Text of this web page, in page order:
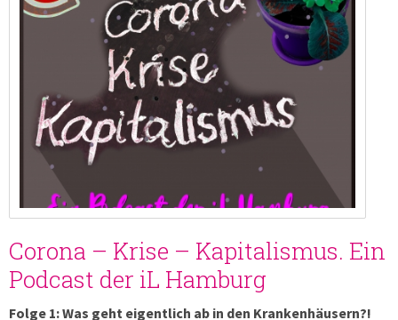
Corona – Krise – Kapitalismus. Ein
Podcast der iL Hamburg
Folge 1: Was geht eigentlich ab in den Krankenhäusern?!